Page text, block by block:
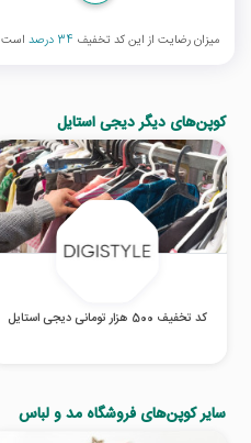
میزان رضایت از این کد تخفیف 34 درصد است
کوپن‌های دیگر دیجی استایل
کد تخفیف 500 هزار تومانی دیجی استایل
سایر کوپن‌های فروشگاه مد و لباس